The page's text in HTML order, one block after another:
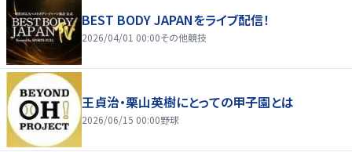
BEST BODY JAPANをライブ配信！
2026/04/01 00:00その他競技
王貞治・栗山英樹にとっての甲子園とは
2026/06/15 00:00野球